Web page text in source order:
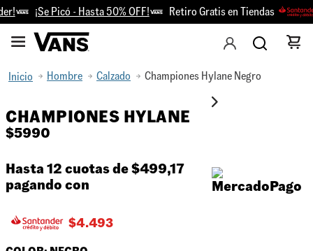
¡Se Picó - Hasta 50% OFF! Retiro Gratis en Tiendas
Hombre Calzado Championes Hylane Negro
CHAMPIONES HYLANE
$5990
Hasta 12 cuotas de$499,17
pagando con
$4.493